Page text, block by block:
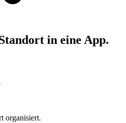
in eine App.
organisiert.